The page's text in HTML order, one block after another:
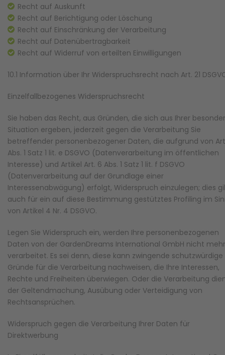
Recht auf Auskunft
Recht auf Berichtigung oder Löschung
Recht auf Einschränkung der Verarbeitung
Recht auf Datenübertragbarkeit
Recht auf Widerruf von erteilten Einwilligungen
10.1 Information über Ihr Widerspruchsrecht nach Art. 21
Einzelfallbezogenes Widerspruchsrecht
Sie haben das Recht, aus Gründen, die sich aus Ihrer
Situation ergeben, jederzeit gegen die Verarbeitung Sie
betreffender personenbezogener Daten, die aufgrund von
Abs. 1 Satz 1 lit. e DSGVO (Datenverarbeitung im öffentlichen
Interesse) und Artikel Art. 6 Abs. 1 Satz 1 lit. f DSGVO
(Datenverarbeitung auf der Grundlage einer
Interessenabwägung) erfolgt, Widerspruch einzulegen; dies
auch für ein auf diese Bestimmung gestütztes Profiling im
von Artikel 4 Nr. 4 DSGVO.
Legen Sie Widerspruch ein, werden Ihre personenbezogenen
Daten von der GardenDreams International GmbH nicht mehr
verarbeitet. Es sei denn, diese kann zwingende schutzwürdige
Gründe für die Verarbeitung nachweisen, die Ihre Interessen,
Rechte und Freiheiten überwiegen. Oder die Verarbeitung
der Geltendmachung, Ausübung oder Verteidigung von
Rechtsansprüchen.
Widerspruch gegen die Verarbeitung Ihrer Daten für
Direktwerbung